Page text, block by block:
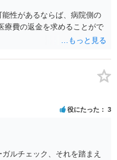
性があるならば、病院側の
療費の返金を求めることがで
役にたった 3
ルチェック、それを踏まえ